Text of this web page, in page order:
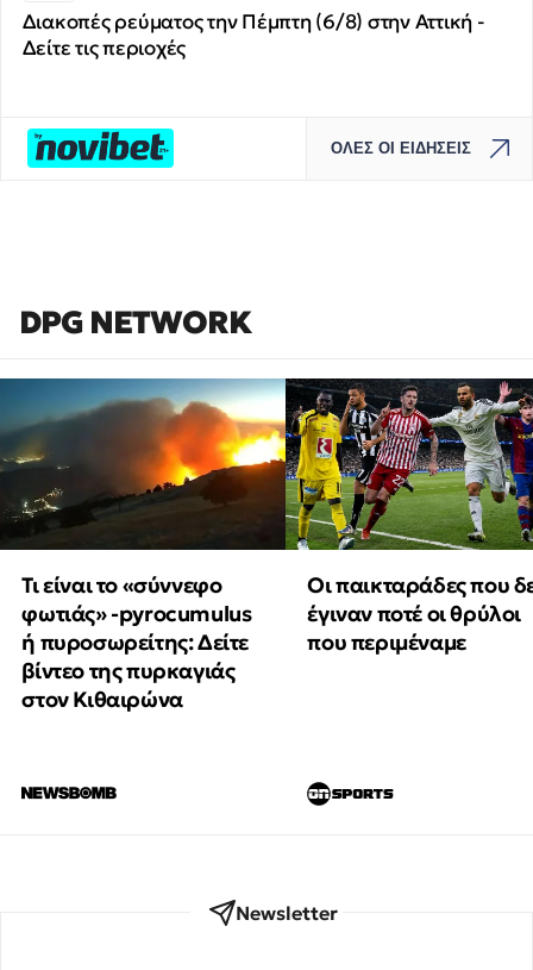
Διακοπές ρεύματος την Πέμπτη (6/8) στην Αττική -
Δείτε τις περιοχές
ΟΛΕΣ ΟΙ ΕΙΔΗΣΕΙΣ
DPG NETWORK
Τι είναι το «σύννεφο
φωτιάς» -pyrocumulus
ή πυροσωρείτης: Δείτε
βίντεο της πυρκαγιάς
στον Κιθαιρώνα
Οι παικταράδες που
έγιναν ποτέ οι θρύλοι
που περιμέναμε
Newsletter